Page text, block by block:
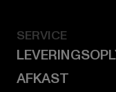
SERVICE
AFKAST